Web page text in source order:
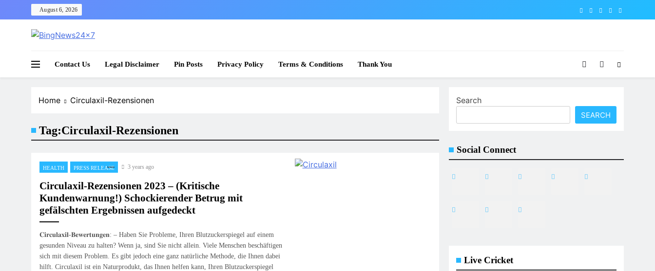
to
August 6, 2026
Contact Us Legal Disclaimer Pin Posts Privacy Policy Terms & Conditions Thank You
Home Circulaxil-Rezensionen
Tag:Circulaxil-Rezensionen
HEALTH PRESS RELEASE 3 years ago
Circulaxil-Rezensionen 2023 – (Kritische
Kundenwarnung!) Schockierender Betrug mit
gefälschten Ergebnissen aufgedeckt
𝐂𝐢𝐫𝐜𝐮𝐥𝐚𝐱𝐢𝐥-𝐁𝐞𝐰𝐞𝐫𝐭𝐮𝐧𝐠𝐞𝐧: – Haben Sie Probleme, Ihren Blutzuckerspiegel auf einem
gesunden Niveau zu halten? Wenn ja, sind Sie nicht allein. Viele Menschen beschäftigen
sich mit diesem Problem. Es gibt jedoch eine ganz natürliche Methode, die Ihnen dabei
hilft. Circulaxil ist ein Naturprodukt, das Ihnen helfen kann, Ihren Blutzuckerspiegel
Search
SEARCH
Social Connect
Live Cricket